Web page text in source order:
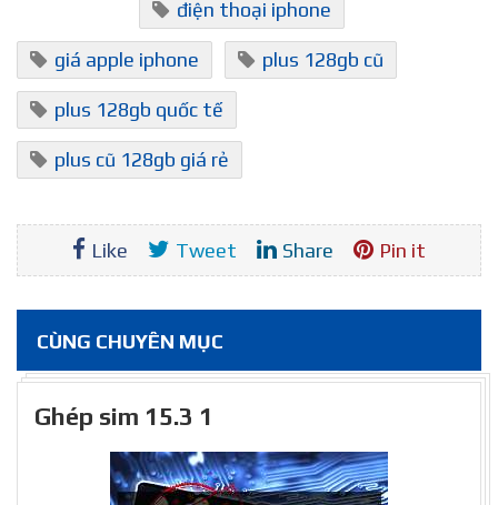
điện thoại iphone
giá apple iphone plus 128gb cũ
plus 128gb quốc tế
plus cũ 128gb giá rẻ
Like Tweet Share Pin it
CÙNG CHUYÊN MỤC
Ghép sim 15.3 1